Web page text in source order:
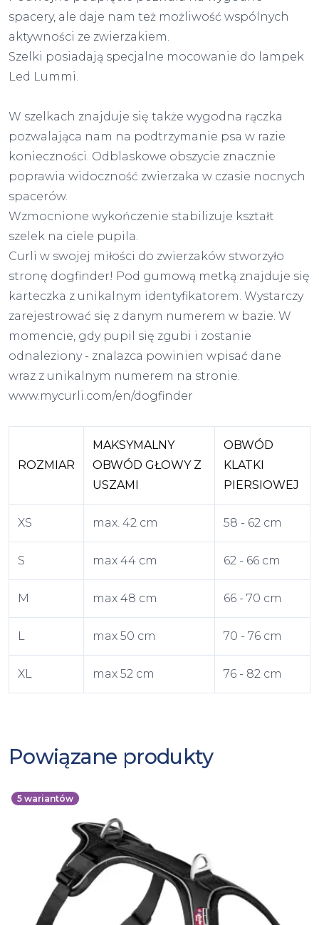
spacery, ale daje nam też możliwość wspólnych
aktywności ze zwierzakiem.
Szelki posiadają specjalne mocowanie do lampek
Led Lummi.
W szelkach znajduje się także wygodna rączka
pozwalająca nam na podtrzymanie psa w razie
konieczności. Odblaskowe obszycie znacznie
poprawia widoczność zwierzaka w czasie nocnych
spacerów.
Wzmocnione wykończenie stabilizuje kształt
szelek na ciele pupila.
Curli w swojej miłości do zwierzaków stworzyło
stronę dogfinder! Pod gumową metką znajduje się
karteczka z unikalnym identyfikatorem. Wystarczy
zarejestrować się z danym numerem w bazie. W
momencie, gdy pupil się zgubi i zostanie
odnaleziony - znalazca powinien wpisać dane
wraz z unikalnym numerem na stronie.
www.mycurli.com/en/dogfinder
ROZMIAR
MAKSYMALNY
OBWÓD GŁOWY Z
USZAMI
OBWÓD
KLATKI
PIERSIOWEJ
XS max. 42 cm 58 - 62 cm
S max 44 cm 62 - 66 cm
M max 48 cm 66 - 70 cm
L max 50 cm 70 - 76 cm
XL max 52 cm 76 - 82 cm
Powiązane produkty
5 wariantów